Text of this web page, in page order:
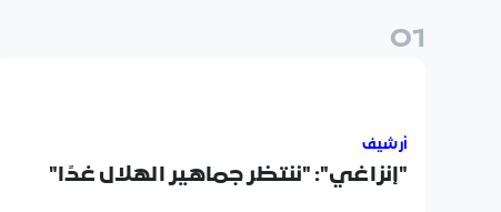
01
أرشيف
"إنزاغي": "ننتظر جماهير الهلال غدًا"